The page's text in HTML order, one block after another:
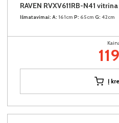
RAVEN RVXV611RB-N41 vitrina
Išmatavimai: A: 161cm P: 65cm G: 42cm
Į